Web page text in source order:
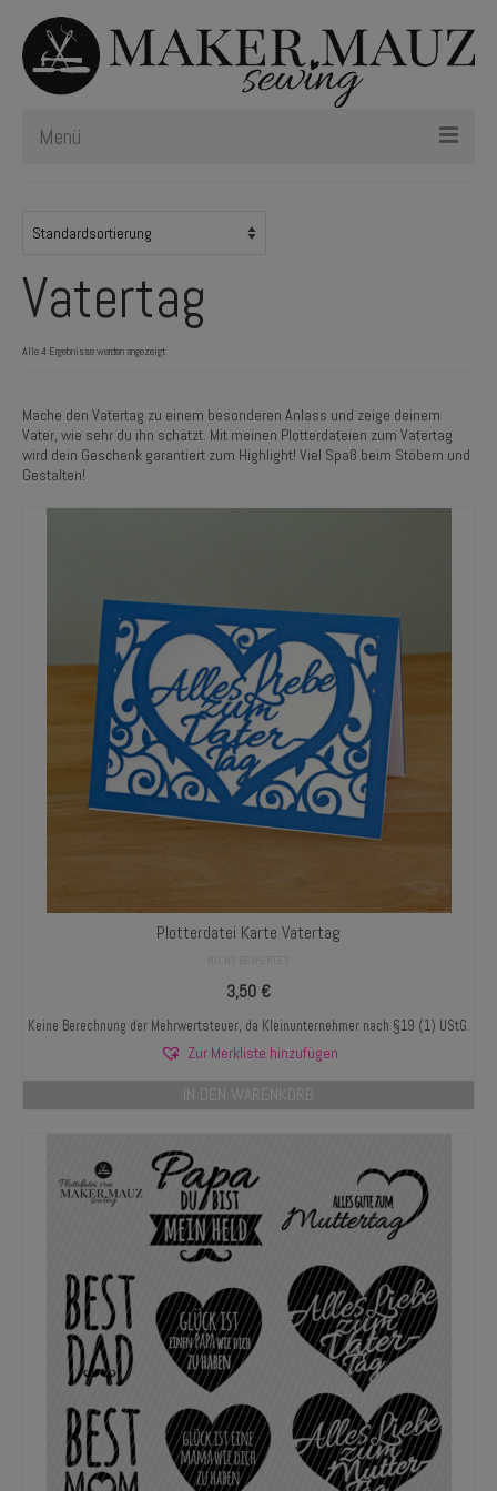
Menü
Plotterdateien
Newsletter
Vatertag
Alle 4 Ergebnisse werden angezeigt
Mache den Vatertag zu einem besonderen Anlass und zeige deinem
Vater, wie sehr du ihn schätzt. Mit meinen Plotterdateien zum Vatertag
wird dein Geschenk garantiert zum Highlight! Viel Spaß beim Stöbern und
Gestalten!
Plotterdatei Karte Vatertag
3,50 €
Keine Berechnung der Mehrwertsteuer, da Kleinunternehmer nach §19 (1) UStG.
Zur Merkliste hinzufügen
IN DEN WARENKORB